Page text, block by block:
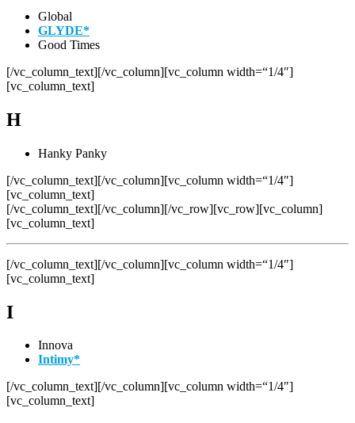
Global
GLYDE*
Good Times
[/vc_column_text][/vc_column][vc_column width=“1/4″]
[vc_column_text]
H
Hanky Panky
[/vc_column_text][/vc_column][vc_column width=“1/4″]
[vc_column_text]
[/vc_column_text][/vc_column][/vc_row][vc_row][vc_column]
[vc_column_text]
[/vc_column_text][/vc_column][vc_column width=“1/4″]
[vc_column_text]
I
Innova
Intimy*
[/vc_column_text][/vc_column][vc_column width=“1/4″]
[vc_column_text]